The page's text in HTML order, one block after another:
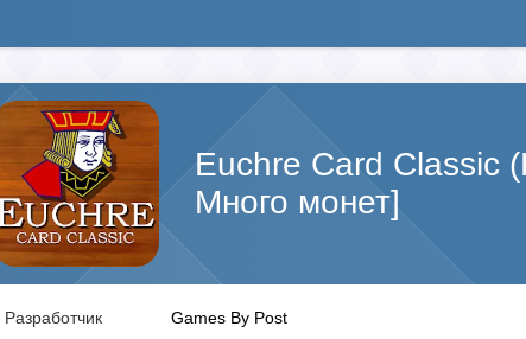
Euchre Card Classic
Много монет]
Разработчик Games By Post